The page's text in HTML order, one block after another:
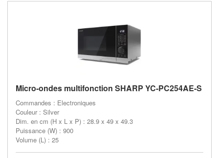
Micro-ondes multifonction SHARP YC-PC254AE-S
Commandes : Electroniques
Couleur : Silver
Dim. en cm (H x L x P) : 28.9 x 49 x 49.3
Puissance (W) : 900
Volume (L) : 25